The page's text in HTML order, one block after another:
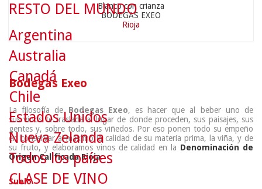
Blanco con crianza
BODEGAS EXEO
Rioja
Bodegas Exeo
La filosofía de Bodegas Exeo, es hacer que al beber uno de
sus vinos te traslade al lugar de donde proceden, sus paisajes, sus
gentes y, sobre todo, sus viñedos. Por eso ponen todo su empeño
en conservar al máximo la calidad de su materia prima, la viña, y de
su fruto, y elaboramos vinos de calidad en la Denominación de
Origen Calificada Rioja.
Suelo
RESTO DEL MUNDO
Argentina
Australia
Canadá
Chile
Estados Unidos
Nueva Zelanda
Todos los países
CLASE DE VINO